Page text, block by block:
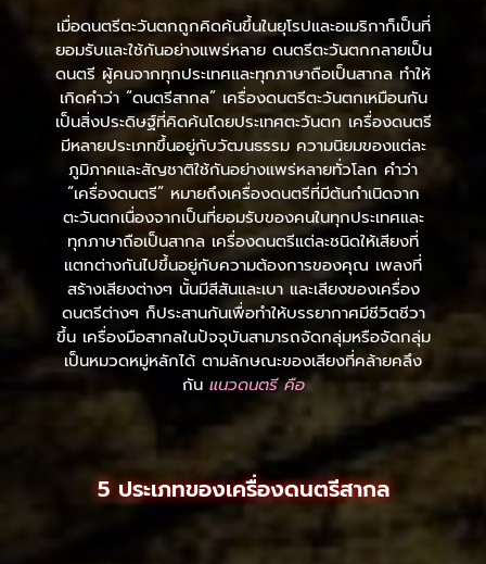
เมื่อดนตรีตะวันตกถูกคิดค้นขึ้นในยุโรปและอเมริกาก็เป็นที่
ยอมรับและใช้กันอย่างแพร่หลาย ดนตรีตะวันตกกลายเป็น
ดนตรี ผู้คนจากทุกประเทศและทุกภาษาถือเป็นสากล ทำให้
เกิดคำว่า “ดนตรีสากล” เครื่องดนตรีตะวันตกเหมือนกัน
เป็นสิ่งประดิษฐ์ที่คิดค้นโดยประเทศตะวันตก เครื่องดนตรี
มีหลายประเภทขึ้นอยู่กับวัฒนธรรม ความนิยมของแต่ละ
ภูมิภาคและสัญชาติใช้กันอย่างแพร่หลายทั่วโลก คำว่า
“เครื่องดนตรี” หมายถึงเครื่องดนตรีที่มีต้นกำเนิดจาก
ตะวันตกเนื่องจากเป็นที่ยอมรับของคนในทุกประเทศและ
ทุกภาษาถือเป็นสากล เครื่องดนตรีแต่ละชนิดให้เสียงที่
แตกต่างกันไปขึ้นอยู่กับความต้องการของคุณ เพลงที่
สร้างเสียงต่างๆ นั้นมีสีสันและเบา และเสียงของเครื่อง
ดนตรีต่างๆ ก็ประสานกันเพื่อทำให้บรรยากาศมีชีวิตชีวา
ขึ้น เครื่องมือสากลในปัจจุบันสามารถจัดกลุ่มหรือจัดกลุ่ม
เป็นหมวดหมู่หลักได้ ตามลักษณะของเสียงที่คล้ายคลึง
กัน แนวดนตรี คือ
5 ประเภทของเครื่องดนตรีสากล